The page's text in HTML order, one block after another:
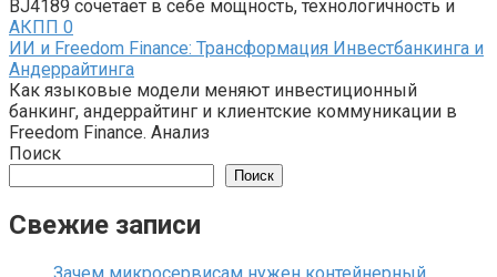
BJ4189 сочетает в себе мощность, технологичность и
АКПП 0
ИИ и Freedom Finance: Трансформация Инвестбанкинга и
Андеррайтинга
Как языковые модели меняют инвестиционный
банкинг, андеррайтинг и клиентские коммуникации в
Freedom Finance. Анализ
Поиск
Поиск
Свежие записи